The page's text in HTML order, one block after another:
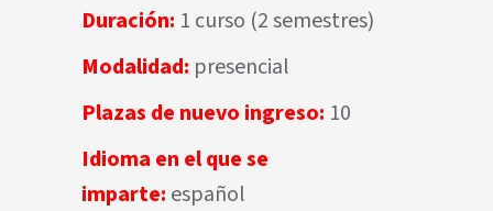
Duración: 1 curso (2 semestres)
Modalidad: presencial
Plazas de nuevo ingreso: 10
Idioma en el que se
imparte: español